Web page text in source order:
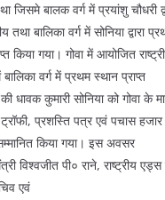
जिसमे बालक वर्ग में प्रयांशु चौधरी
तथा बालिका वर्ग में सोनिया द्वारा
किया गया। गोवा में आयोजित
बालिका वर्ग में प्रथम स्थान प्राप्त
धावक कुमारी सोनिया को गोवा के
ट्रॉफी, प्रशस्ति पत्र एवं पचास
किया गया। इस अवसर
विश्वजीत पी० राने, राष्ट्रीय
एवं